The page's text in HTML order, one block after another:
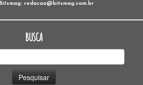
redacao@bitsmag.com.br
BUSCA